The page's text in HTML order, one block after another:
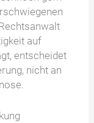
auf
entscheidet
nicht an